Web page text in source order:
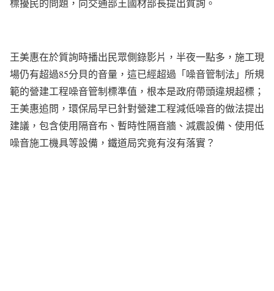
王美惠在於質詢時播出民眾側錄影片，半夜一點多，施工現
場仍有超過85分貝的音量，這已經超過「噪音管制法」所規
範的營建工程噪音管制標準值，根本是政府帶頭違規超標；
王美惠追問，環保局早已針對營建工程減低噪音的做法提出
建議，包含使用隔音布、暫時性隔音牆、減震設備、使用低
噪音施工機具等設備，鐵道局究竟有沒有落實？